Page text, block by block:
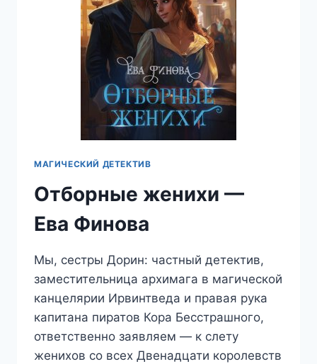
МАГИЧЕСКИЙ ДЕТЕКТИВ
Отборные женихи —
Ева Финова
Мы, сестры Дорин: частный детектив,
заместительница архимага в магической
канцелярии Ирвинтведа и правая рука
капитана пиратов Кора Бесстрашного,
ответственно заявляем — к слету
женихов со всех Двенадцати королевств